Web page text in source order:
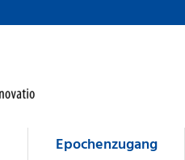
Epochenzugang